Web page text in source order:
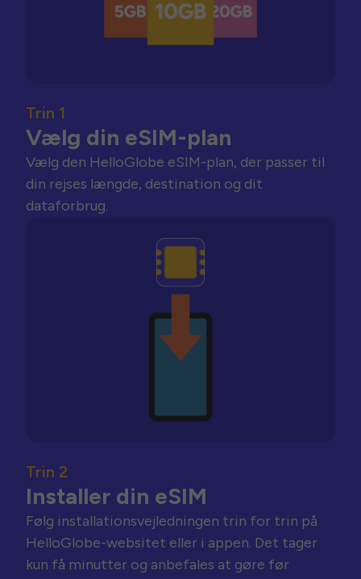
Trin 1
Vælg din eSIM-plan
Vælg den HelloGlobe eSIM-plan, der passer til
din rejses længde, destination og dit
dataforbrug.
Trin 2
Installer din eSIM
Følg installationsvejledningen trin for trin på
HelloGlobe-websitet eller i appen. Det tager
kun få minutter og anbefales at gøre før